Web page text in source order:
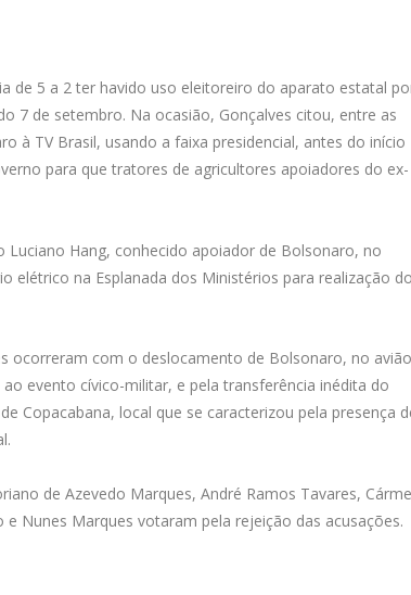
de 5 a 2 ter havido uso eleitoreiro do aparato estatal
7 de setembro. Na ocasião, Gonçalves citou, entre as
à TV Brasil, usando a faixa presidencial, antes do início
para que tratores de agricultores apoiadores do ex-
Hang, conhecido apoiador de Bolsonaro, no
elétrico na Esplanada dos Ministérios para realização do
ocorreram com o deslocamento de Bolsonaro, no avião
evento cívico-militar, e pela transferência inédita do
Copacabana, local que se caracterizou pela presença
de Azevedo Marques, André Ramos Tavares,
Nunes Marques votaram pela rejeição das acusações.